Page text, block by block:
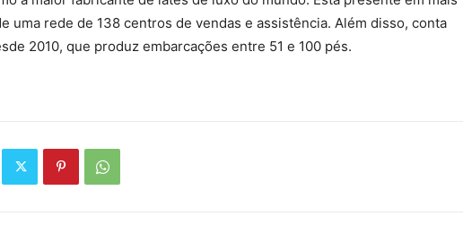
uma rede de 138 centros de vendas e assistência. Além disso, conta
2010, que produz embarcações entre 51 e 100 pés.